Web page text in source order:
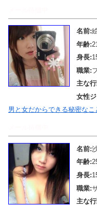
名前:
年齢:
身長:
職業:
主な
女性
男と女だからできる秘密な
名前:
年齢:
身長:
職業:
主な